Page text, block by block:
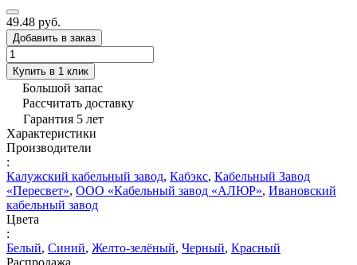
49.48 руб.
Добавить в заказ
Купить в 1 клик
Большой запас
Рассчитать доставку
Гарантия 5 лет
Характеристики
Производители
:
Калужский кабельный завод, Кабэкс, Кабельный Завод
«Пересвет», ООО «Кабельный завод «АЛЮР», Ивановский
кабельный завод
Цвета
:
Белый, Синий, Желто-зелёный, Черный, Красный
Распродажа